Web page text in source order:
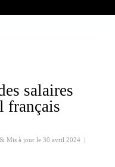
salaires
français
& Mis à jour le 30 avril 2024 |